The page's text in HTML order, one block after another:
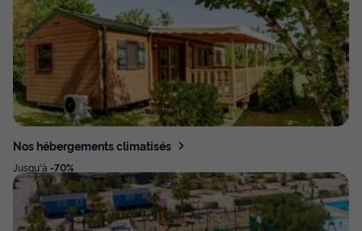
Nos hébergements climatisés
Jusqu'à -70%